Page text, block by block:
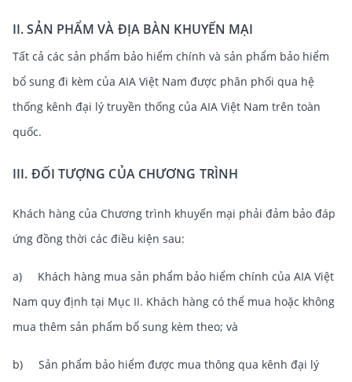
II. SẢN PHẨM VÀ ĐỊA BÀN KHUYẾN MẠI
Tất cả các sản phẩm bảo hiểm chính và sản phẩm bảo hiểm
bổ sung đi kèm của AIA Việt Nam được phân phối qua hệ
thống kênh đại lý truyền thống của AIA Việt Nam trên toàn
quốc.
III. ĐỐI TƯỢNG CỦA CHƯƠNG TRÌNH
Khách hàng của Chương trình khuyến mại phải đảm bảo đáp
ứng đồng thời các điều kiện sau:
a) Khách hàng mua sản phẩm bảo hiểm chính của AIA Việt
Nam quy định tại Mục II. Khách hàng có thể mua hoặc không
mua thêm sản phẩm bổ sung kèm theo; và
b) Sản phẩm bảo hiểm được mua thông qua kênh đại lý